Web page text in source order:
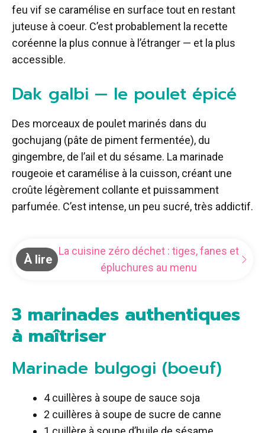
feu vif se caramélise en surface tout en restant
juteuse à coeur. C’est probablement la recette
coréenne la plus connue à l’étranger — et la plus
accessible.
Dak galbi — le poulet épicé
Des morceaux de poulet marinés dans du
gochujang (pâte de piment fermentée), du
gingembre, de l’ail et du sésame. La marinade
rougeoie et caramélise à la cuisson, créant une
croûte légèrement collante et puissamment
parfumée. C’est intense, un peu sucré, très addictif.
À lire
La cuisine zéro déchet : tiges, fanes et
épluchures au menu
3 marinades authentiques
à maîtriser
Marinade bulgogi (boeuf)
4 cuillères à soupe de sauce soja
2 cuillères à soupe de sucre de canne